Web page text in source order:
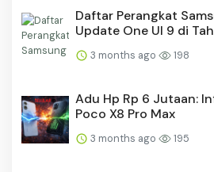
Daftar Perangkat
Update One UI 9 di
3 months ago 198
Adu Hp Rp 6 Jutaan:
Poco X8 Pro Max
3 months ago 195